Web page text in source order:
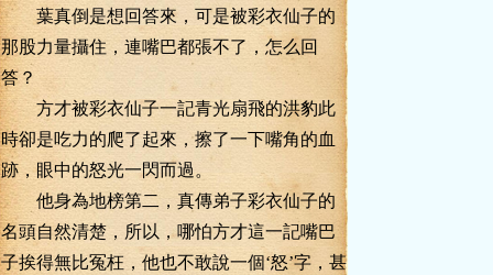
葉真倒是想回答來，可是被彩衣仙子的
那股力量攝住，連嘴巴都張不了，怎么回
答？
方才被彩衣仙子一記青光扇飛的洪豹此
時卻是吃力的爬了起來，擦了一下嘴角的血
跡，眼中的怒光一閃而過。
他身為地榜第二，真傳弟子彩衣仙子的
名頭自然清楚，所以，哪怕方才這一記嘴巴
子挨得無比冤枉，他也不敢說一個‘怒’字，甚